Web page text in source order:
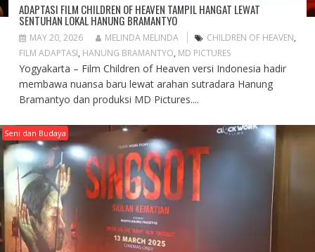
ADAPTASI FILM CHILDREN OF HEAVEN TAMPIL HANGAT LEWAT
SENTUHAN LOKAL HANUNG BRAMANTYO
MAY 20, 2026 MELINDA MELINDA CHILDREN OF HEAVEN,
FILM ADAPTASI, HANUNG BRAMANTYO, MD PICTURES
Yogyakarta – Film Children of Heaven versi Indonesia hadir
membawa nuansa baru lewat arahan sutradara Hanung
Bramantyo dan produksi MD Pictures....
Seni dan Budaya